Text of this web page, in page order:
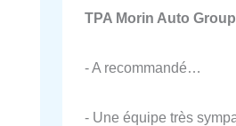
TPA Morin Auto
- A recommandé…
- Une équipe très